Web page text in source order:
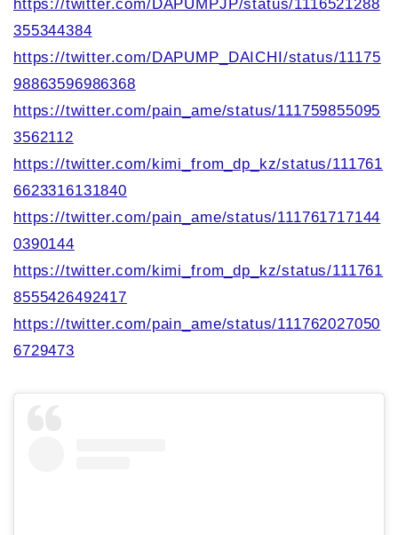
https://twitter.com/DAPUMPJP/status/1116521288
355344384
https://twitter.com/DAPUMP_DAICHI/status/11175
98863596986368
https://twitter.com/pain_ame/status/111759855095
3562112
https://twitter.com/kimi_from_dp_kz/status/111761
6623316131840
https://twitter.com/pain_ame/status/111761717144
0390144
https://twitter.com/kimi_from_dp_kz/status/111761
8555426492417
https://twitter.com/pain_ame/status/111762027050
6729473